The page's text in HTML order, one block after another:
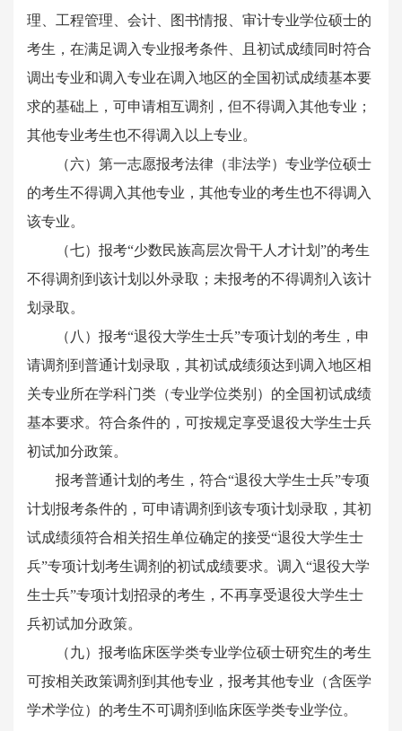
理、工程管理、会计、图书情报、审计专业学位硕士的
考生，在满足调入专业报考条件、且初试成绩同时符合
调出专业和调入专业在调入地区的全国初试成绩基本要
求的基础上，可申请相互调剂，但不得调入其他专业；
其他专业考生也不得调入以上专业。
（六）第一志愿报考法律（非法学）专业学位硕士
的考生不得调入其他专业，其他专业的考生也不得调入
该专业。
（七）报考“少数民族高层次骨干人才计划”的考生
不得调剂到该计划以外录取；未报考的不得调剂入该计
划录取。
（八）报考“退役大学生士兵”专项计划的考生，申
请调剂到普通计划录取，其初试成绩须达到调入地区相
关专业所在学科门类（专业学位类别）的全国初试成绩
基本要求。符合条件的，可按规定享受退役大学生士兵
初试加分政策。
报考普通计划的考生，符合“退役大学生士兵”专项
计划报考条件的，可申请调剂到该专项计划录取，其初
试成绩须符合相关招生单位确定的接受“退役大学生士
兵”专项计划考生调剂的初试成绩要求。调入“退役大学
生士兵”专项计划招录的考生，不再享受退役大学生士
兵初试加分政策。
（九）报考临床医学类专业学位硕士研究生的考生
可按相关政策调剂到其他专业，报考其他专业（含医学
学术学位）的考生不可调剂到临床医学类专业学位。